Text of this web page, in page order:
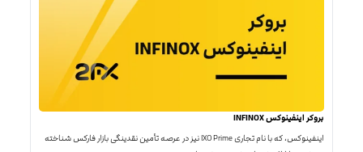
بروکر اینفینوکس INFINOX
اینفینوکس، که با نام تجاری IXO Prime نیز در عرصه تأمین نقدینگی بازار فارکس شناخته